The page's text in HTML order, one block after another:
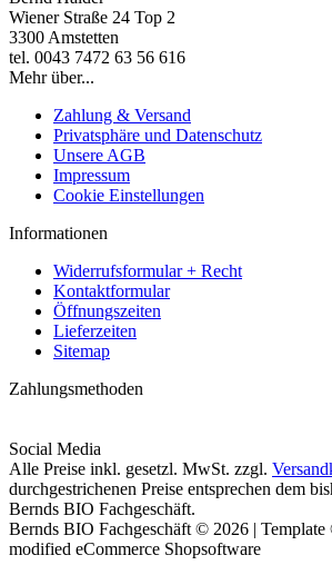
Wiener Straße 24 Top 2
3300 Amstetten
tel. 0043 7472 63 56 616
Mehr über...
Zahlung & Versand
Privatsphäre und Datenschutz
Unsere AGB
Impressum
Cookie Einstellungen
Informationen
Widerrufsformular + Recht
Kontaktformular
Öffnungszeiten
Lieferzeiten
Sitemap
Zahlungsmethoden
Social Media
Alle Preise inkl. gesetzl. MwSt. zzgl.
durchgestrichenen Preise entsprechen dem
Bernds BIO Fachgeschäft.
Bernds BIO Fachgeschäft © 2026 |
modified eCommerce Shopsoftware